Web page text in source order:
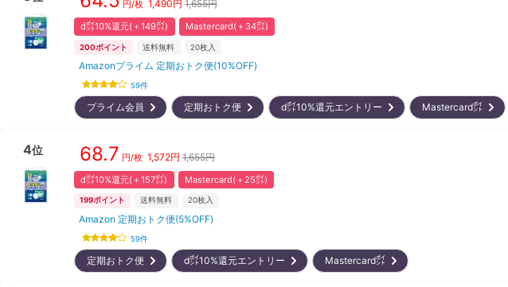
円/枚 1,490円 1,655円
d㌽10%還元(＋149㌽) Mastercard(＋34㌽)
200ポイント 送料無料 20枚入
Amazonプライム 定期おトク便(10%OFF)
59件
プライム会員 定期おトク便 d㌽10%還元エントリー Mastercard㌽
4位 68.7 円/枚 1,572円 1,655円
d㌽10%還元(＋157㌽) Mastercard(＋25㌽)
199ポイント 送料無料 20枚入
Amazon 定期おトク便(5%OFF)
59件
定期おトク便 d㌽10%還元エントリー Mastercard㌽